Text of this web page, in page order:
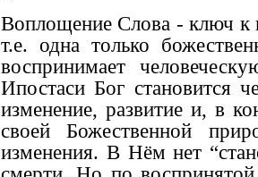
Воплощение Слова - ключ
т.е. одна только
воспринимает
Ипостаси Бог становится
изменение, развитие и, в
своей Божественной
изменения. В Нём нет